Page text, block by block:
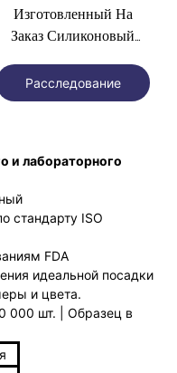
Изготовленный На
Заказ Силиконовый
Для Наконечника
Шприца
Расследование
и лабораторного
стандарту ISO
FDA
идеальной посадки
и цвета.
000 шт. | Образец в